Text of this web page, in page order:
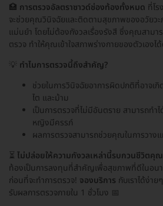
🏥 การตรวจอัลตราซาวด์ช่องท้องทั้งหมด ที่โร
จะช่วยคุณวินิจฉัยและติดตามสุขภาพของอวัยวะ
แม่นยำ โดยไม่ต้องกังวลเรื่องรังสี ซึ่งคุณสามา
ตรวจ ทำให้คุณเข้าใจสภาพร่างกายของตัวเองไ
💡 ทำไมการตรวจนี้ถึงสำคัญ?
ช่วยในการวินิจฉัยอาการผิดปกติที่อาจเ
ไต และม้าม
เป็นการตรวจที่ไม่มีอันตราย สามารถท
หญิงมีครรภ์
ผลการตรวจสามารถช่วยคุณในการวาง
⏳ ไม่ปล่อยให้ความกังวลเหล่านี้รบกวนชีวิตคุ
ท้องเป็นการลงทุนที่สำคัญเพื่อสุขภาพที่ดีในอน
ก่อนที่จะทำการตรวจ! จองบริการ กับเราได้ง่า
รับผลการตรวจภายใน 1 ชั่วโมง 📅